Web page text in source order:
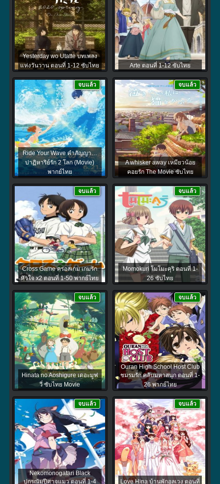
Yesterday wo Utatte บทเพลง
แห่งวันวาน ตอนที่ 1-12 ซับไทย
Arte ตอนที่ 1-12 ซับไทย
Ride Your Wave คำสัญญา…
ปาฏิหาริย์รัก 2 โลก (Movie)
พากย์ไทย
จบแล้ว
A whisker away เหมียวน้อย
คอยรัก The Movie ซับไทย
จบแล้ว
Cross Game ครอสเกม เกมรัก
หัวใจ x2 ตอนที่ 1-50 พากย์ไทย
จบแล้ว
Momokuri โมโมะคุริ ตอนที่ 1-
26 ซับไทย
จบแล้ว
Hinata no Aoshigure เดอะมูฟ
วี่ ซับไทย Movie
จบแล้ว
Ouran High School Host Club
ชมรมรัก คลับมหาสนุก ตอนที่ 1-
26 พากย์ไทย
จบแล้ว
Nekomonogatari Black
ปกรณัมปีศาจแมว ตอนที่ 1-4
จบแล้ว
Love Hina บ้านพักอลเวง ตอนที่
จบแล้ว